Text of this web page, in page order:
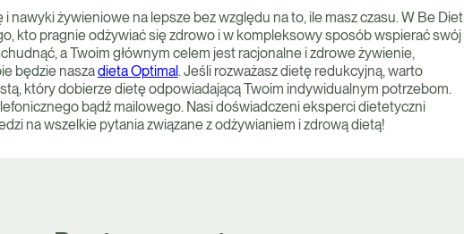
nawyki żywieniowe na lepsze bez względu na to, ile masz czasu. W Be Diet
kto pragnie odżywiać się zdrowo i w kompleksowy sposób wspierać swój
a Twoim głównym celem jest racjonalne i zdrowe żywienie,
będzie naszadieta Optimal. Jeśli rozważasz dietę redukcyjną, warto
który dobierze dietę odpowiadającą Twoim indywidualnym potrzebom.
bądź mailowego. Nasi doświadczeni eksperci dietetyczni
na wszelkie pytania związane z odżywianiem i zdrową dietą!